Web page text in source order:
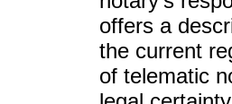
offers a
the current
of telematic